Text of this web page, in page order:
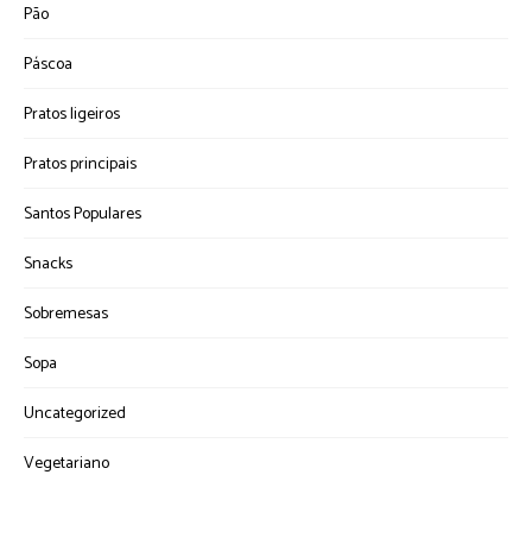
Pão
Páscoa
Pratos ligeiros
Pratos principais
Santos Populares
Snacks
Sobremesas
Sopa
Uncategorized
Vegetariano